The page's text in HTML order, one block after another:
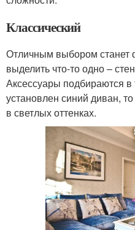
Классический
Отличным выбором станет
выделить что-то одно –
Аксессуары подбираются в
установлен синий диван,
в светлых оттенках.